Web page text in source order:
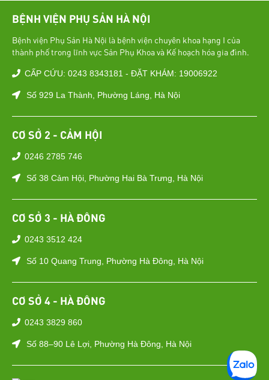
BỆNH VIỆN PHỤ SẢN HÀ NỘI
Bệnh viện Phụ Sản Hà Nội là bệnh viện chuyên khoa hạng I của
thành phố trong lĩnh vực Sản Phụ Khoa và Kế hoạch hóa gia đình.
CẤP CỨU: 0243 8343181 - ĐẶT KHÁM: 19006922
Số 929 La Thành, Phường Láng, Hà Nội
CƠ SỞ 2 - CẢM HỘI
0246 2785 746
Số 38 Cảm Hội, Phường Hai Bà Trưng, Hà Nội
CƠ SỞ 3 - HÀ ĐÔNG
0243 3512 424
Số 10 Quang Trung, Phường Hà Đông, Hà Nội
CƠ SỞ 4 - HÀ ĐÔNG
0243 3829 860
Số 88–90 Lê Lợi, Phường Hà Đông, Hà Nội